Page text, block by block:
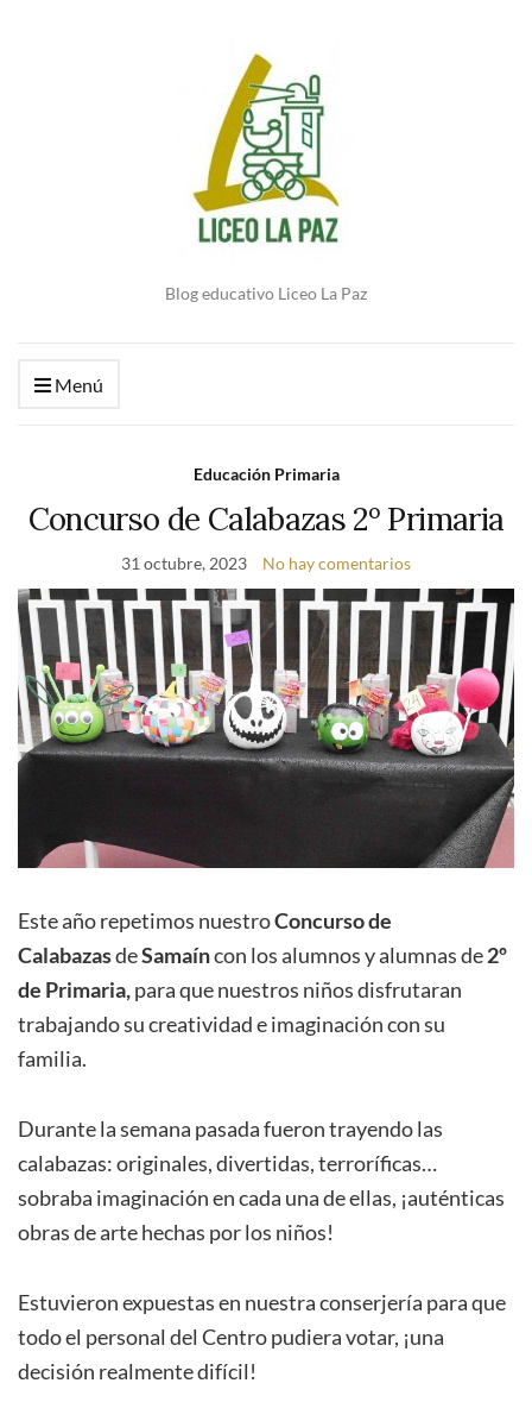
Blog educativo Liceo La Paz
Menú
Educación Primaria
Concurso de Calabazas 2º Primaria
31 octubre, 2023 No hay comentarios
Este año repetimos nuestroConcurso de
CalabazasdeSamaíncon los alumnos y alumnas de2º
de Primaria,para que nuestros niños disfrutaran
trabajando su creatividad e imaginación con su
familia.
Durante la semana pasada fueron trayendo las
calabazas: originales, divertidas, terroríficas…
sobraba imaginación en cada una de ellas, ¡auténticas
obras de arte hechas por los niños!
Estuvieron expuestas en nuestra conserjería para que
todo el personal del Centro pudiera votar, ¡una
decisión realmente difícil!